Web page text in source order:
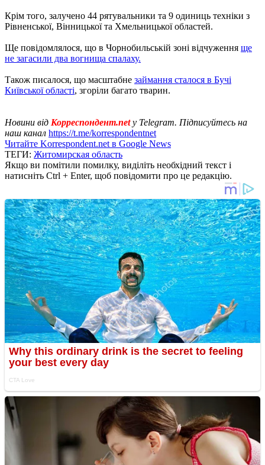
Крім того, залучено 44 рятувальники та 9 одиниць техніки з
Рівненської, Вінницької та Хмельницької областей.
Ще повідомлялося, що в Чорнобильській зоні відчуження ще
не загасили два вогнища спалаху.
Також писалося, що масштабне займання сталося в Бучі
Київської області, згоріли багато тварин.
Новини від Корреспондент.net у Telegram. Підписуйтесь на
наш канал https://t.me/korrespondentnet
Читайте Korrespondent.net в Google News
ТЕГИ: Житомирская область
Якщо ви помітили помилку, виділіть необхідний текст і
натисніть Ctrl + Enter, щоб повідомити про це редакцію.